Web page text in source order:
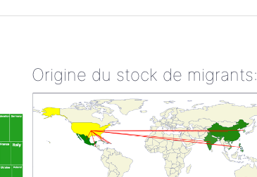
Origine du stock de migrants: